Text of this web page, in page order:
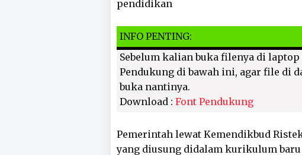
pendidikan
INFO PENTING:
Sebelum kalian buka filenya di
Pendukung di bawah ini, agar file di
buka nantinya.
Download : Font Pendukung
Pemerintah lewat Kemendikbud
yang diusung didalam kurikulum